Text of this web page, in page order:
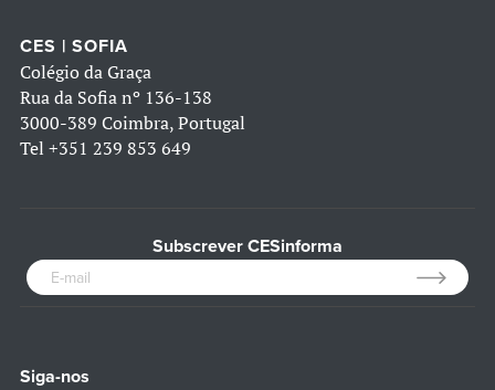
CES | SOFIA
Colégio da Graça
Rua da Sofia nº 136-138
3000-389 Coimbra, Portugal
Tel +351 239 853 649
Subscrever CESinforma
Siga-nos